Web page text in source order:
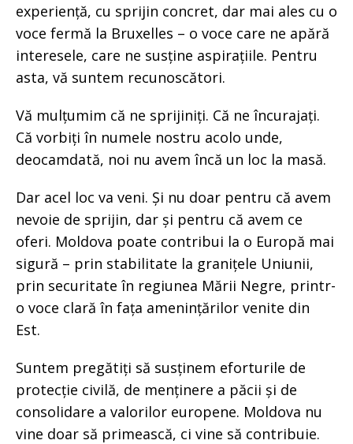
experiență, cu sprijin concret, dar mai ales cu o
voce fermă la Bruxelles – o voce care ne apără
interesele, care ne susține aspirațiile. Pentru
asta, vă suntem recunoscători.
Vă mulțumim că ne sprijiniți. Că ne încurajați.
Că vorbiți în numele nostru acolo unde,
deocamdată, noi nu avem încă un loc la masă.
Dar acel loc va veni. Și nu doar pentru că avem
nevoie de sprijin, dar și pentru că avem ce
oferi. Moldova poate contribui la o Europă mai
sigură – prin stabilitate la granițele Uniunii,
prin securitate în regiunea Mării Negre, printr-
o voce clară în fața amenințărilor venite din
Est.
Suntem pregătiți să susținem eforturile de
protecție civilă, de menținere a păcii și de
consolidare a valorilor europene. Moldova nu
vine doar să primească, ci vine să contribuie.